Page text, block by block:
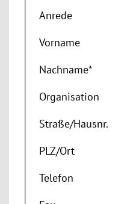
Anrede
Vorname
Nachname*
Organisation
Straße/Hausnr.
PLZ/Ort
Telefon